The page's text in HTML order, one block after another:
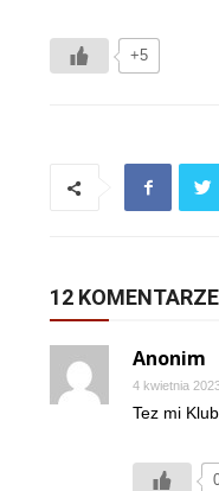
+5
12 KOMENTARZE
Anonim
4 kwietnia
Tez mi